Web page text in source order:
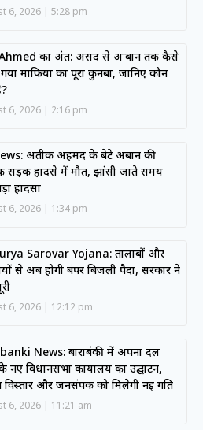
6, 2026 5:28 pm
का अंत: असद से आबान तक कैसे
माफिया का पूरा कुनबा, जानिए कौन
6, 2026 2:16 pm
अतीक अहमद के बेटे अबान की
सड़क हादसे में मौत, झांसी जाते समय
हादसा
6, 2026 1:34 pm
Sarovar Yojana: तालाबों और
से अब होगी बंपर बिजली पैदा, सरकार ने
6, 2026 12:12 pm
News: बाराबंकी में अपना दल
नए विधानसभा कार्यालय का उद्घाटन,
और जनसंपर्क को मिलेगी नई गति
6, 2026 11:21 am